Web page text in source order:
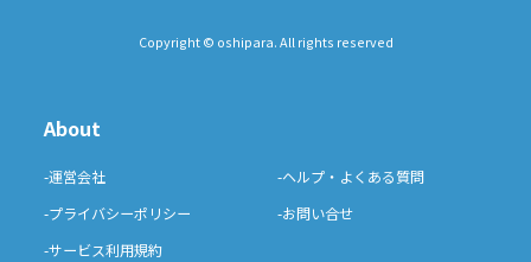
Copyright © oshipara. All rights reserved
About
-運営会社
-プライバシーポリシー
-サービス利用規約
-ヘルプ・よくある質問
-お問い合せ